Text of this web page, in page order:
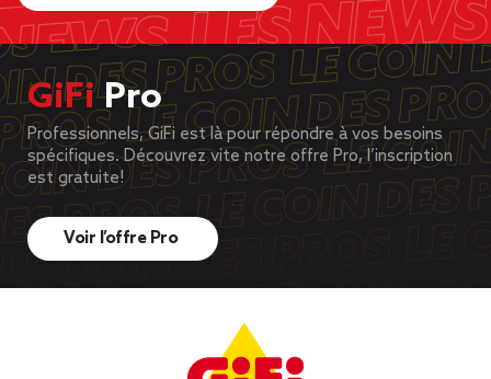
GiFiPro
Professionnels, GiFi est là pour répondre à vos besoins
spécifiques. Découvrez vite notre offre Pro, l’inscription
est gratuite!
Voir l’offre Pro